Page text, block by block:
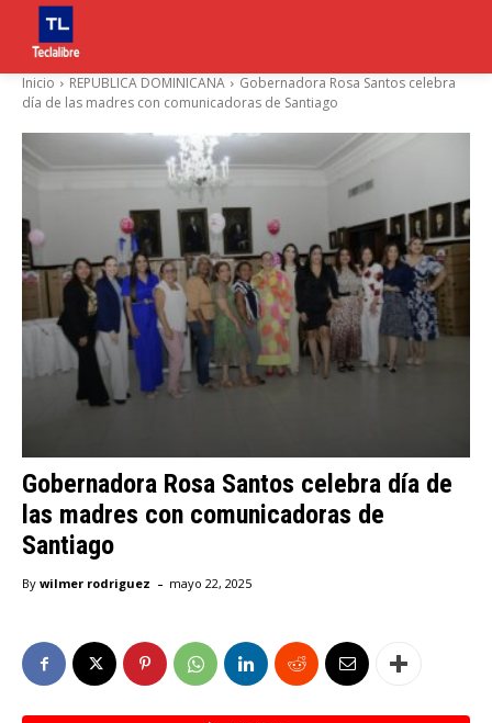
Inicio REPUBLICA DOMINICANA
Gobernadora Rosa Santos celebra
día de las madres con comunicadoras de Santiago
Gobernadora Rosa Santos celebra día de
las madres con comunicadoras de
Santiago
By wilmer rodriguez - mayo 22, 2025